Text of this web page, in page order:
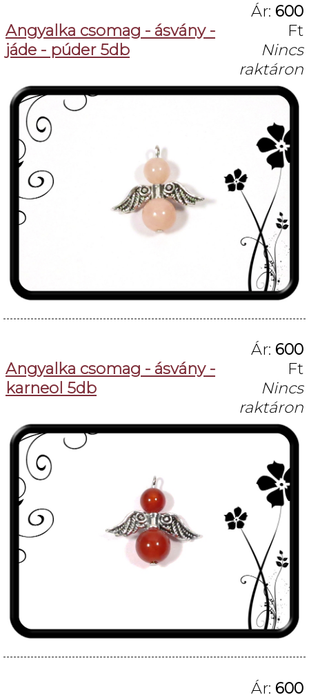
Angyalka csomag - ásvány -
jáde - púder 5db
Ár: 600
Ft
Nincs
raktáron
Angyalka csomag - ásvány -
karneol 5db
Ár: 600
Ft
Nincs
raktáron
Ár: 600